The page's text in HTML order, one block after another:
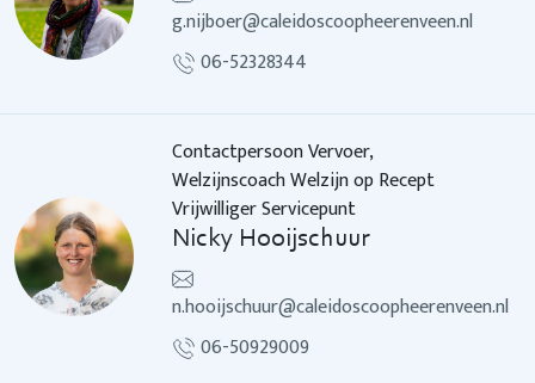
g.nijboer@caleidoscoopheerenveen.nl
06-52328344
Contactpersoon Vervoer,
Welzijnscoach Welzijn op Recept
Vrijwilliger Servicepunt
Nicky Hooijschuur
n.hooijschuur@caleidoscoopheerenveen.nl
06-50929009